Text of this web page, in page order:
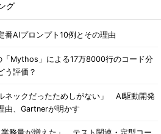
グ
番AIプロンプト10例とその理由
Mythos」による17万8000行のコード分
評価？
ネックだったためしがない」 AI駆動開発
由、Gartnerが明かす